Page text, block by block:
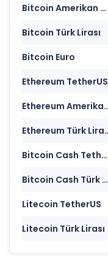
Bitcoin Amerikan Doları
Bitcoin Türk Lirası
Bitcoin Euro
Ethereum TetherUS
Ethereum
Bitcoin Cash TetherUS
Bitcoin Cash Türk Lirası
Litecoin TetherUS
Litecoin Türk Lirası